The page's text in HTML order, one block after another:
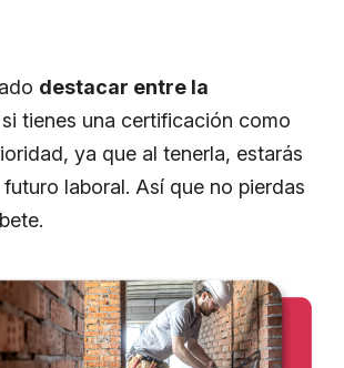
destacar entre la
si tienes una certificación como
ya que al tenerla, estarás
laboral. Así que no pierdas